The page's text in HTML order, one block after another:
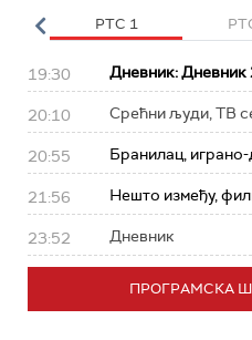
РТС 1
19:30 Дневник: Дневник
20:10 Срећни људи, ТВ
20:55 Бранилац,
21:56 Нешто између,
23:52 Дневник
ПРОГРАМСКА